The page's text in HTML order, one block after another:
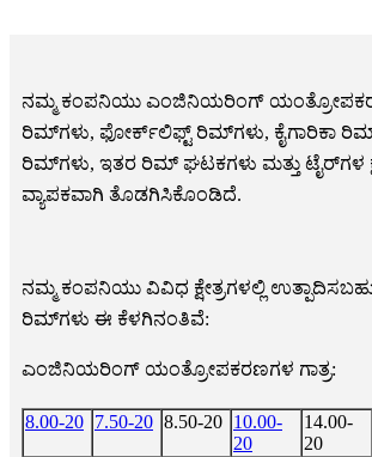
ನಮ್ಮ ಕಂಪನಿಯು ಎಂಜಿನಿಯರಿಂಗ್
ರಿಮ್‌ಗಳು, ಫೋರ್ಕ್‌ಲಿಫ್ಟ್ ರಿಮ್‌ಗಳು, ಕೈಗಾರಿಕಾ
ರಿಮ್‌ಗಳು, ಇತರ ರಿಮ್ ಘಟಕಗಳು ಮತ್ತು ಟೈರ್‌ಗಳ
ವ್ಯಾಪಕವಾಗಿ ತೊಡಗಿಸಿಕೊಂಡಿದೆ.
ನಮ್ಮ ಕಂಪನಿಯು ವಿವಿಧ ಕ್ಷೇತ್ರಗಳಲ್ಲಿ
ರಿಮ್‌ಗಳು ಈ ಕೆಳಗಿನಂತಿವೆ:
ಎಂಜಿನಿಯರಿಂಗ್ ಯಂತ್ರೋಪಕರಣಗಳ ಗಾತ್ರ:
8.00-20 7.50-20 8.50-20 10.00-
20
14.00-
20